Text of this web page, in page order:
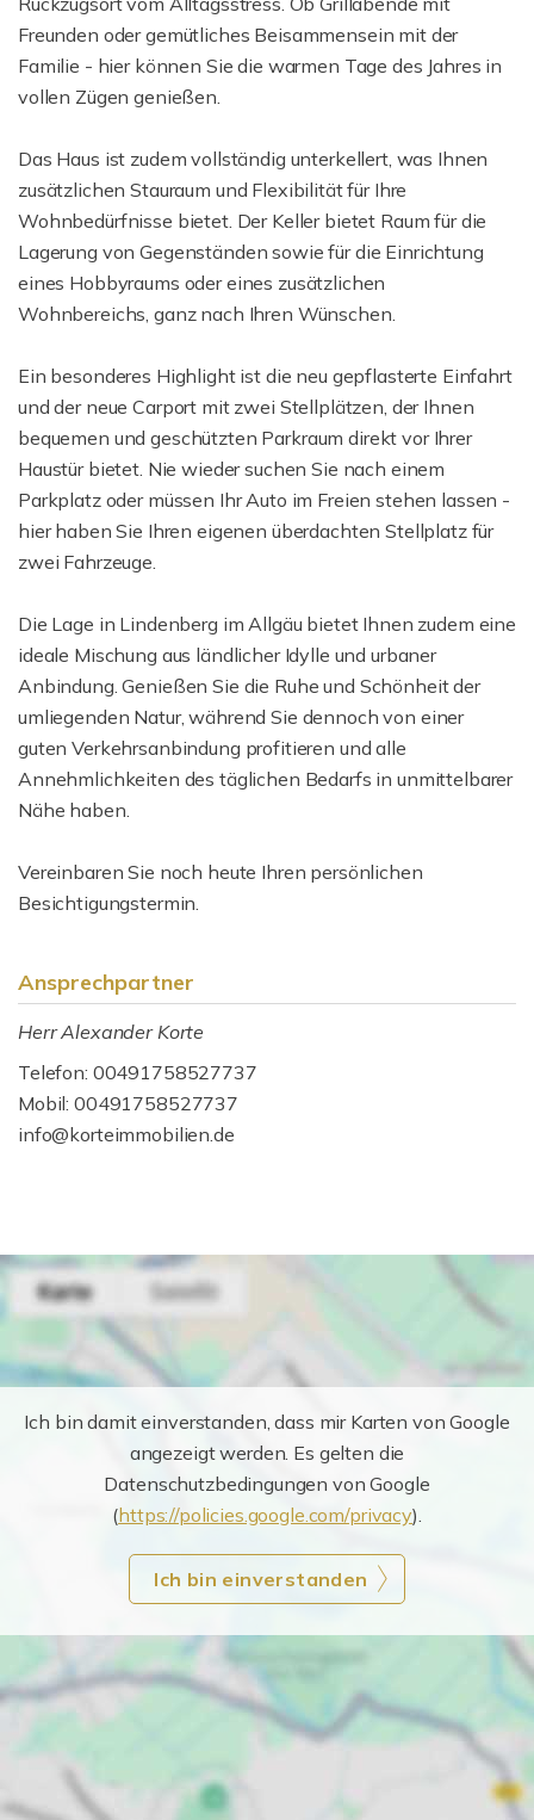
Freunden oder gemütliches Beisammensein mit der
Familie - hier können Sie die warmen Tage des Jahres in
vollen Zügen genießen.
Das Haus ist zudem vollständig unterkellert, was Ihnen
zusätzlichen Stauraum und Flexibilität für Ihre
Wohnbedürfnisse bietet. Der Keller bietet Raum für die
Lagerung von Gegenständen sowie für die Einrichtung
eines Hobbyraums oder eines zusätzlichen
Wohnbereichs, ganz nach Ihren Wünschen.
Ein besonderes Highlight ist die neu gepflasterte Einfahrt
und der neue Carport mit zwei Stellplätzen, der Ihnen
bequemen und geschützten Parkraum direkt vor Ihrer
Haustür bietet. Nie wieder suchen Sie nach einem
Parkplatz oder müssen Ihr Auto im Freien stehen lassen -
hier haben Sie Ihren eigenen überdachten Stellplatz für
zwei Fahrzeuge.
Die Lage in Lindenberg im Allgäu bietet Ihnen zudem eine
ideale Mischung aus ländlicher Idylle und urbaner
Anbindung. Genießen Sie die Ruhe und Schönheit der
umliegenden Natur, während Sie dennoch von einer
guten Verkehrsanbindung profitieren und alle
Annehmlichkeiten des täglichen Bedarfs in unmittelbarer
Nähe haben.
Vereinbaren Sie noch heute Ihren persönlichen
Besichtigungstermin.
Ansprechpartner
Herr Alexander Korte
Telefon: 00491758527737
Mobil: 00491758527737
info@korteimmobilien.de
Ich bin damit einverstanden, dass mir Karten von Google
angezeigt werden. Es gelten die
Datenschutzbedingungen von Google
(https://policies.google.com/privacy).
Ich bin einverstanden